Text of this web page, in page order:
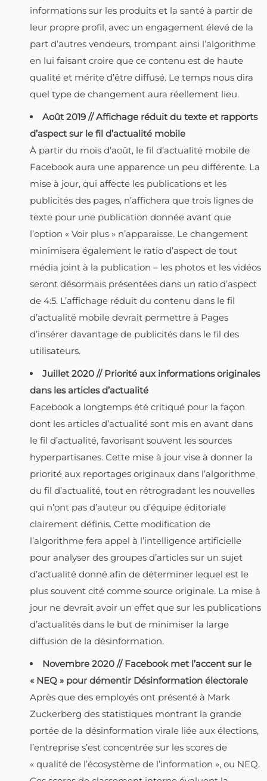
informations sur les produits et la santé à partir de
leur propre profil, avec un engagement élevé de la
part d’autres vendeurs, trompant ainsi l’algorithme
en lui faisant croire que ce contenu est de haute
qualité et mérite d’être diffusé. Le temps nous dira
quel type de changement aura réellement lieu.
Août 2019 // Affichage réduit du texte et rapports
d’aspect sur le fil d’actualité mobile
À partir du mois d’août, le fil d’actualité mobile de
Facebook aura une apparence un peu différente. La
mise à jour, qui affecte les publications et les
publicités des pages, n’affichera que trois lignes de
texte pour une publication donnée avant que
l’option « Voir plus » n’apparaisse. Le changement
minimisera également le ratio d’aspect de tout
média joint à la publication – les photos et les vidéos
seront désormais présentées dans un ratio d’aspect
de 4:5. L’affichage réduit du contenu dans le fil
d’actualité mobile devrait permettre à Pages
d’insérer davantage de publicités dans le fil des
utilisateurs.
Juillet 2020 // Priorité aux informations originales
dans les articles d’actualité
Facebook a longtemps été critiqué pour la façon
dont les articles d’actualité sont mis en avant dans
le fil d’actualité, favorisant souvent les sources
hyperpartisanes. Cette mise à jour vise à donner la
priorité aux reportages originaux dans l’algorithme
du fil d’actualité, tout en rétrogradant les nouvelles
qui n’ont pas d’auteur ou d’équipe éditoriale
clairement définis. Cette modification de
l’algorithme fera appel à l’intelligence artificielle
pour analyser des groupes d’articles sur un sujet
d’actualité donné afin de déterminer lequel est le
plus souvent cité comme source originale. La mise à
jour ne devrait avoir un effet que sur les publications
d’actualités dans le but de minimiser la large
diffusion de la désinformation.
Novembre 2020 // Facebook met l’accent sur le
« NEQ » pour démentir Désinformation électorale
Après que des employés ont présenté à Mark
Zuckerberg des statistiques montrant la grande
portée de la désinformation virale liée aux élections,
l’entreprise s’est concentrée sur les scores de
« qualité de l’écosystème de l’information », ou NEQ.